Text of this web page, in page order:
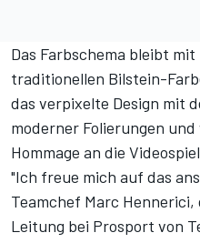
Das Farbschema bleibt
traditionellen Bilstein-
das verpixelte Design mit
moderner Folierungen
Hommage an die
"Ich freue mich auf das
Teamchef Marc Hennerici,
Leitung bei Prosport von